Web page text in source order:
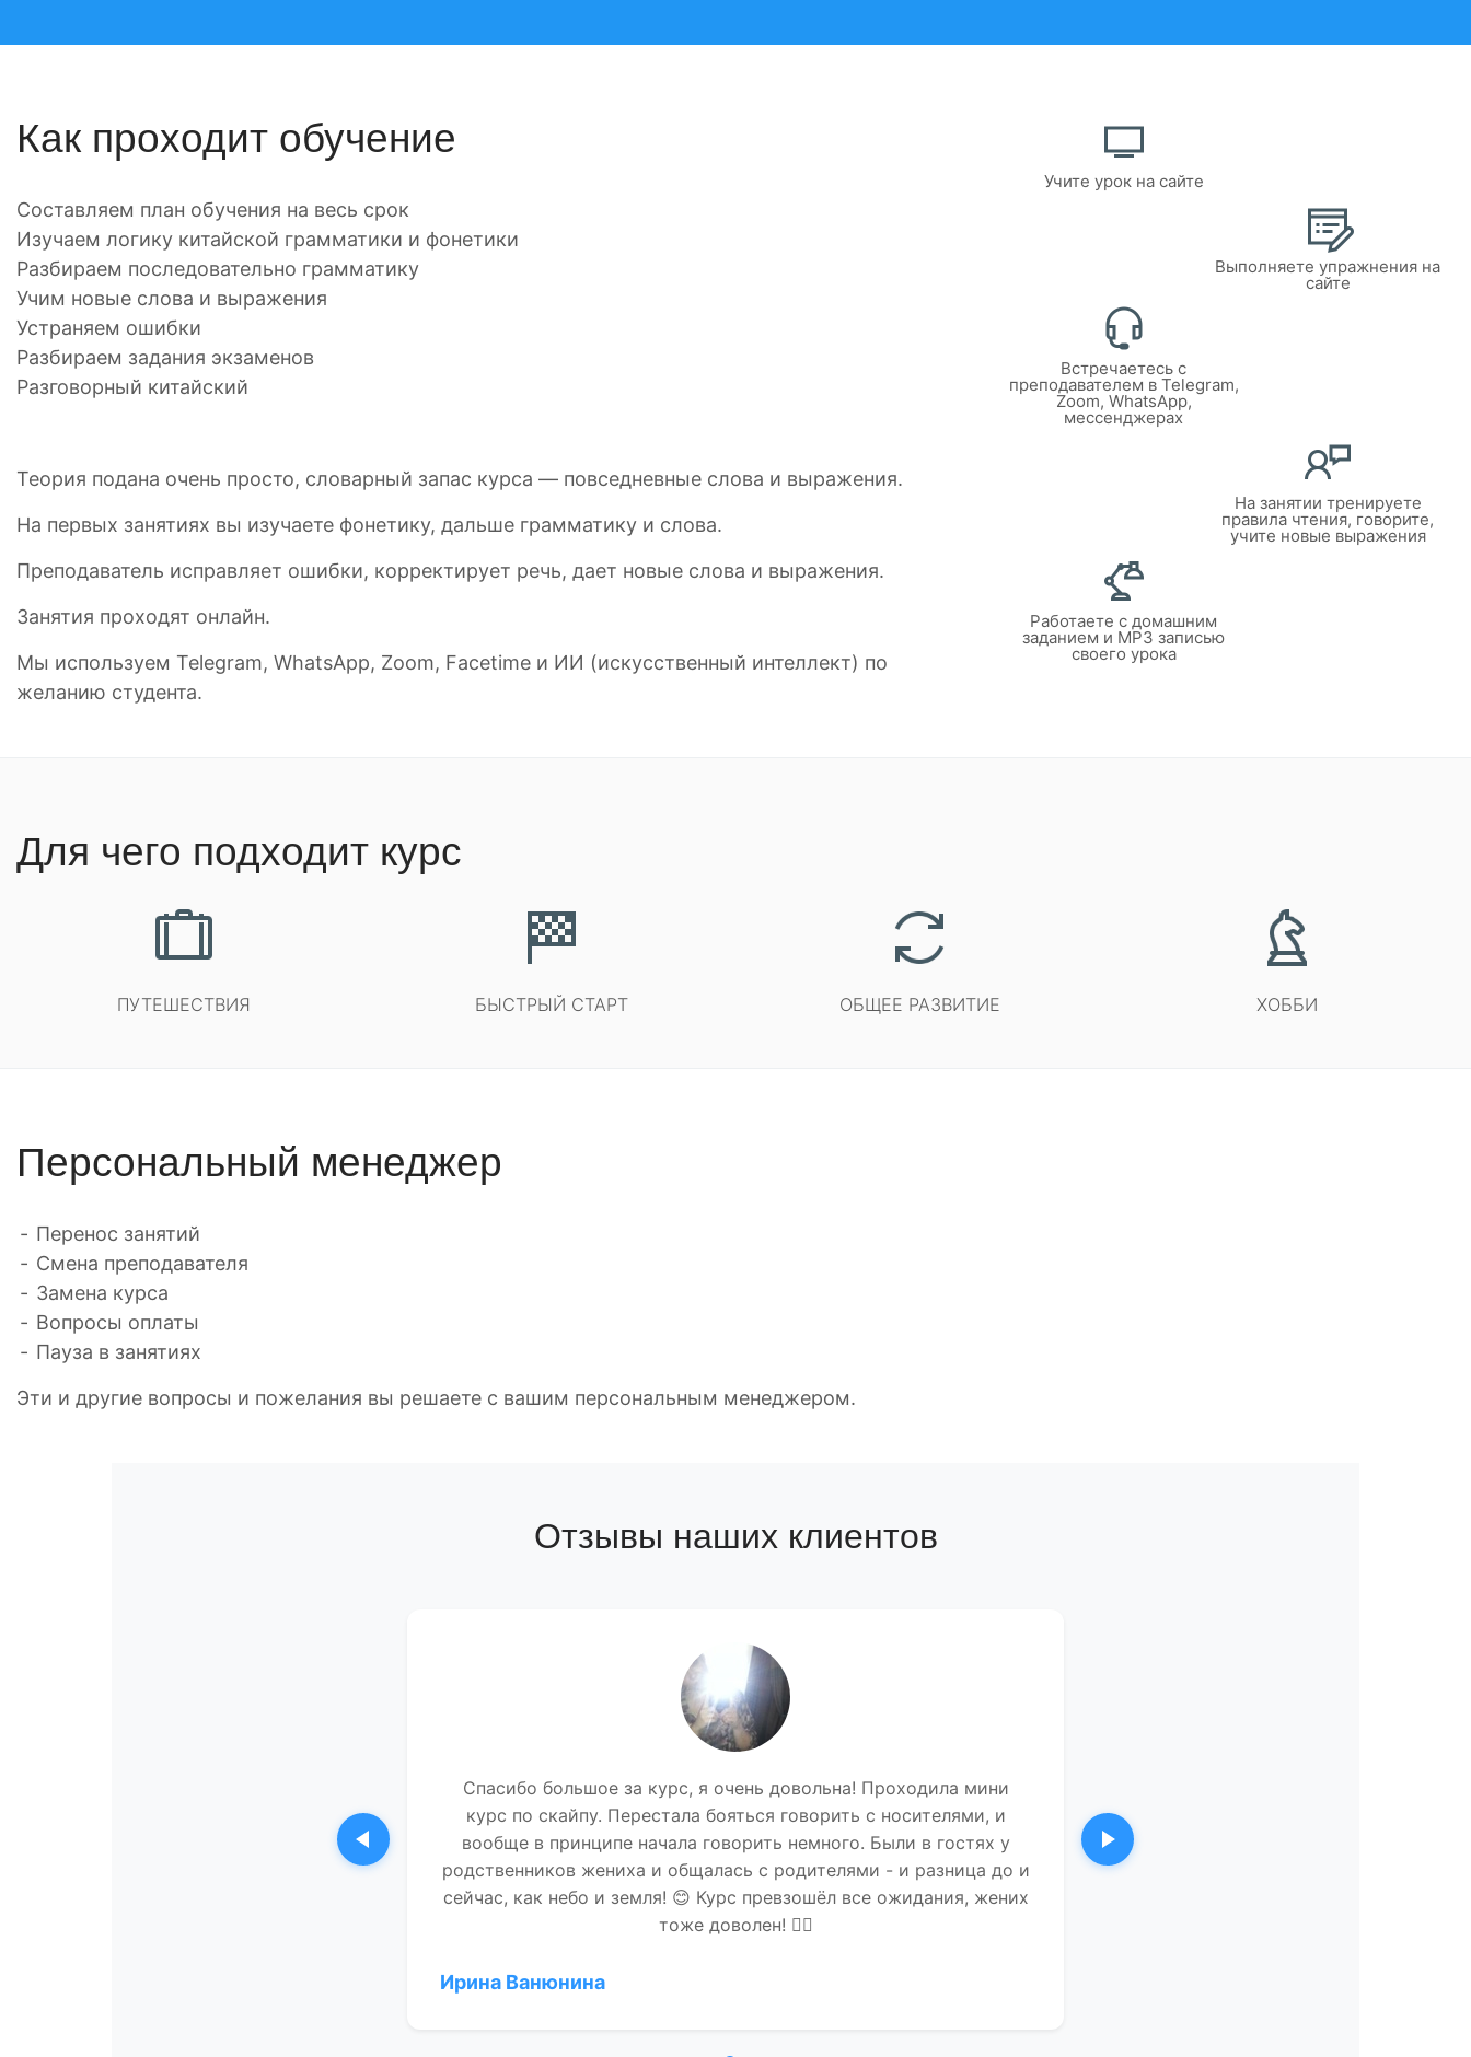
Как проходит обучение
Составляем план обучения на весь срок
Изучаем логику китайской грамматики и фонетики
Разбираем последовательно грамматику
Учим новые слова и выражения
Устраняем ошибки
Разбираем задания экзаменов
Разговорный китайский
Теория подана очень просто, словарный запас курса — повседневные слова и выражения.
На первых занятиях вы изучаете фонетику, дальше грамматику и слова.
Преподаватель исправляет ошибки, корректирует речь, дает новые слова и выражения.
Занятия проходят онлайн.
Мы используем Telegram, WhatsApp, Zoom, Facetime и ИИ (искусственный интеллект) по
желанию студента.
Учите урок на сайте
Выполняете упражнения на
сайте
Встречаетесь с
преподавателем в Telegram,
Zoom, WhatsApp,
мессенджерах
На занятии тренируете
правила чтения, говорите,
учите новые выражения
Работаете с домашним
заданием и MP3 записью
своего урока
Для чего подходит курс
ПУТЕШЕСТВИЯ БЫСТРЫЙ СТАРТ ОБЩЕЕ РАЗВИТИЕ ХОББИ
Персональный менеджер
Перенос занятий
Смена преподавателя
Замена курса
Вопросы оплаты
Пауза в занятиях
Эти и другие вопросы и пожелания вы решаете с вашим персональным менеджером.
Отзывы наших клиентов
Предыдущий Следующий
Спасибо большое за курс, я очень довольна! Проходила мини
курс по скайпу. Перестала бояться говорить с носителями, и
вообще в принципе начала говорить немного. Были в гостях у
родственников жениха и общалась с родителями - и разница до и
сейчас, как небо и земля! 😊 Курс превзошёл все ожидания, жених
тоже доволен! 👍🏻
Ирина Ванюнина